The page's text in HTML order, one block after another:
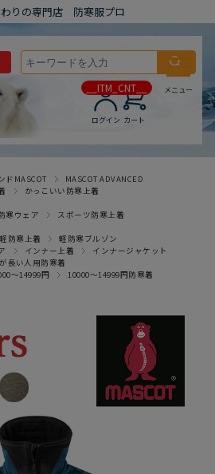
りの専門店 防寒服プロ
ログイン
__ITM_CNT__
カート
メニュー
ドMASCOT
MASCOT ADVANCED
かっこいい防寒上着
寒ウェア
スポーツ防寒上着
軽防寒上着
軽防寒ブルゾン
インナー上着
インナージャケット
長い人用防寒着
～14999円 10000～14999円防寒着